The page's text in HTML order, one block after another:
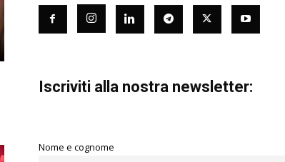
Iscriviti alla nostra newsletter:
Nome e cognome